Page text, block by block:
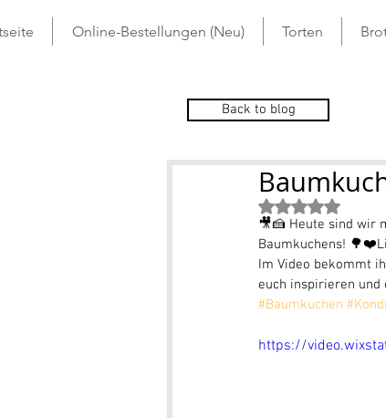
Online-Bestellungen (Neu) Torten
Back to blog
Mit NaN von
🎥🍰 Heute sind wir
Baumkuchens!
Im Video bekommt
euch inspirieren und
#Baumkuchen
https://